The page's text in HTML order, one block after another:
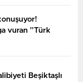
vuran ”Türk
Beşiktaşlı